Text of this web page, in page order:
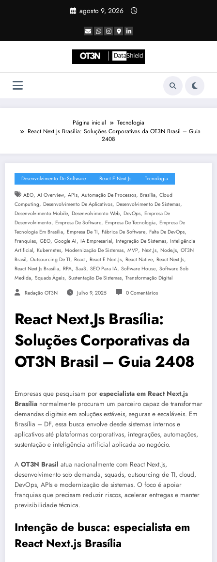
agosto 9, 2026
Página inicial
Tecnologia
React Next.Js Brasília: Soluções Corporativas da OT3N Brasil – Guia
2408
Desenvolvimento De Software React E Next.js Tecnologia
AEO, AI Overview, APIs, Automação De Processos, Brasília, Cloud
Computing, Desenvolvimento De Aplicativos, Desenvolvimento De Sistemas,
Desenvolvimento Mobile, Desenvolvimento Web, DevOps, Empresa De
Desenvolvimento, Empresa De Software, Empresa De Tecnologia, Empresa De
Tecnologia Em Brasília, Empresa De TI, Fábrica De Software, Falta De DevOps,
Franquias, GEO, Google AI, IA Empresarial, Integração De Sistemas, Inteligência
Artificial, Kubernetes, Modernização De Sistemas, MVP, Next.js, Node.js, OT3N
Brasil, Outsourcing De TI, React, React E Next.js, React Native, React Next.js,
React Next.js Brasília, RPA, SaaS, SEO Para IA, Software House, Software Sob
Medida, Squads Ágeis, Sustentação De Sistemas, Transformação Digital
Redação OT3N Julho 9, 2025 0 Comentários
React Next.Js Brasília:
Soluções Corporativas da
OT3N Brasil – Guia 2408
Empresas que pesquisam por especialista em React Next.js
Brasília normalmente procuram um parceiro capaz de transformar
demandas digitais em soluções estáveis, seguras e escaláveis. Em
Brasília – DF, essa busca envolve desde sistemas internos e
aplicativos até plataformas corporativas, integrações, automações,
sustentação e inteligência artificial aplicada ao negócio.
A OT3N Brasil atua nacionalmente com React Next.js,
desenvolvimento sob demanda, squads, outsourcing de TI, cloud,
DevOps, APIs e modernização de sistemas. O foco é apoiar
franquias que precisam reduzir riscos, acelerar entregas e manter
previsibilidade técnica.
Intenção de busca: especialista em
React Next.js Brasília